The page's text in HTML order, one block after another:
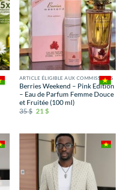
ARTICLE ÉLIGIBLE AUX COMMISSIONS
Berries Weekend – Pink Edition
– Eau de Parfum Femme Douce
et Fruitée (100 ml)
35$ 21$